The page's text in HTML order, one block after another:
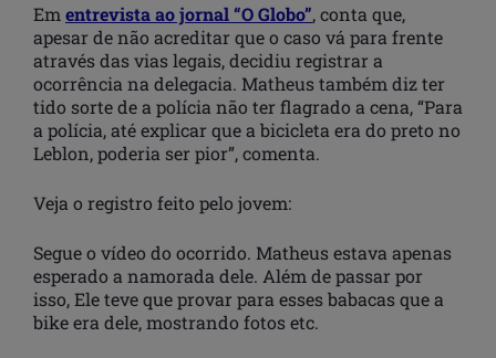
Em entrevista ao jornal “O Globo”, conta que,
apesar de não acreditar que o caso vá para frente
através das vias legais, decidiu registrar a
ocorrência na delegacia. Matheus também diz ter
tido sorte de a polícia não ter flagrado a cena, “Para
a polícia, até explicar que a bicicleta era do preto no
Leblon, poderia ser pior”, comenta.
Veja o registro feito pelo jovem:
Segue o vídeo do ocorrido. Matheus estava apenas
esperado a namorada dele. Além de passar por
isso, Ele teve que provar para esses babacas que a
bike era dele, mostrando fotos etc.